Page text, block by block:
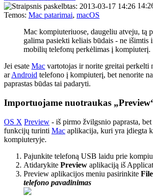
Temos: Mac patarimai, macOS
Mac kompiuteriuose, daugeliu atveju, tą
galima pasiekti keliais būdais - ne išimtis
mobilių telefonų perkėlimas į kompiuterį.
Jei esate Mac vartotojas ir norite greitai perkelti
arAndroid telefono į kompiuterį, bet nenorite
paprastas būdas tai padaryti.
Importuojame nuotraukas
OS X Preview - iš pirmo žvilgsnio paprasta,
funkcijų turinti Mac aplikacija, kuri yra įdiegta
kompiuteryje.
Pajunkite telefoną USB laidu prie
Atidarykite Preview aplikaciją iš
Preview aplikacijos meniu pasirinkite
telefono pavadinimas